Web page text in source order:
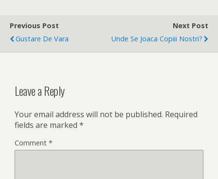
Previous Post
Gustare De Vara
Next Post
Unde Se Joaca Copiii Nostri?
Leave a Reply
Your email address will not be published. Required
fields are marked *
Comment *